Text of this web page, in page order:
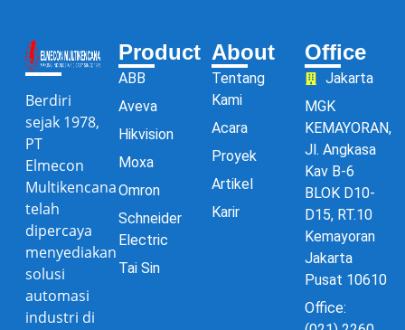
Berdiri
sejak 1978,
PT
Elmecon
Multikencana
telah
dipercaya
menyediakan
solusi
automasi
industri di
Product
ABB
Aveva
Hikvision
Moxa
Omron
Schneider
Electric
Tai Sin
About
Tentang
Kami
Acara
Proyek
Artikel
Karir
Office
Jakarta
MGK
KEMAYORAN,
Jl. Angkasa
Kav B-6
BLOK D10-
D15, RT.10
Kemayoran
Jakarta
Pusat 10610
Office: